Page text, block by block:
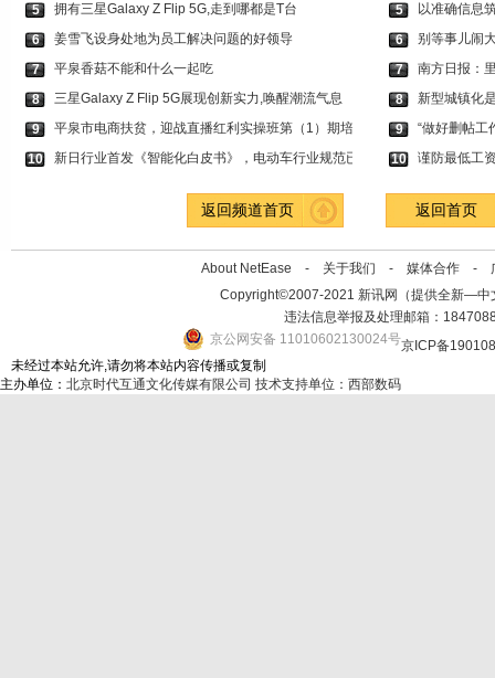
5
拥有三星Galaxy Z Flip 5G,走到哪都是T台
6
姜雪飞设身处地为员工解决问题的好领导
7
平泉香菇不能和什么一起吃
8
三星Galaxy Z Flip 5G展现创新实力,唤醒潮流气息
9
平泉市电商扶贫，迎战直播红利实操班第（1）期培
10
新日行业首发《智能化白皮书》，电动车行业规范已
5
以准确信息
6
别等事儿闹
7
南方日报：
8
新型城镇化
9
“做好删帖工
10
谨防最低工
返回频道首页 返回首页
About NetEase - 关于我们 - 媒体合作 -
Copyright©2007-2021 新讯网（提供全新—中
违法信息举报及处理邮箱：
京公网安备 11010602130024号京ICP备
未经过本站允许,请勿将本站内容传播或复制
主办单位： 北京时代互通文化传媒有限公司 技术支持单位：西部数码